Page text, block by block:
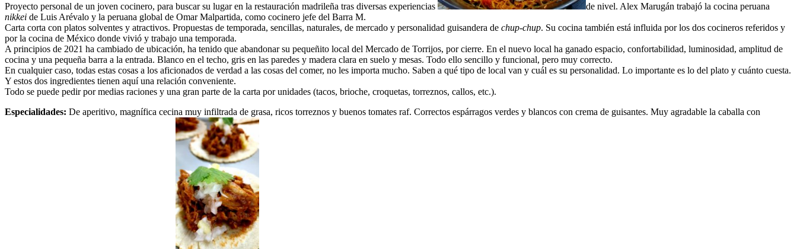
Proyecto personal de un joven cocinero, para buscar su lugar en la restauración madrileña tras diversas experiencias
de nivel. Alex Marugán trabajó la cocina peruana
nikkei de Luis Arévalo y la peruana global de Omar Malpartida, como cocinero jefe del Barra M.
Carta corta con platos solventes y atractivos. Propuestas de temporada, sencillas, naturales, de mercado y personalidad guisandera de chup-chup. Su cocina también está influida por los dos cocineros referidos y
por la cocina de México donde vivió y trabajo una temporada.
A principios de 2021 ha cambiado de ubicación, ha tenido que abandonar su pequeñito local del Mercado de Torrijos, por cierre. En el nuevo local ha ganado espacio, confortabilidad, luminosidad, amplitud de
cocina y una pequeña barra a la entrada. Blanco en el techo, gris en las paredes y madera clara en suelo y mesas. Todo ello sencillo y funcional, pero muy correcto.
En cualquier caso, todas estas cosas a los aficionados de verdad a las cosas del comer, no les importa mucho. Saben a qué tipo de local van y cuál es su personalidad. Lo importante es lo del plato y cuánto cuesta.
Y estos dos ingredientes tienen aquí una relación conveniente.
Todo se puede pedir por medias raciones y una gran parte de la carta por unidades (tacos, brioche, croquetas, torreznos, callos, etc.).
Especialidades: De aperitivo, magnífica cecina muy infiltrada de grasa, ricos torreznos y buenos tomates raf. Correctos espárragos verdes y blancos con crema de guisantes. Muy agradable la caballa con